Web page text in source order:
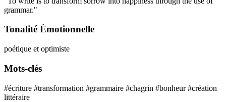
grammar."
Tonalité Émotionnelle
poétique et optimiste
Mots-clés
#écriture #transformation #grammaire #chagrin #bonheur#création
littéraire